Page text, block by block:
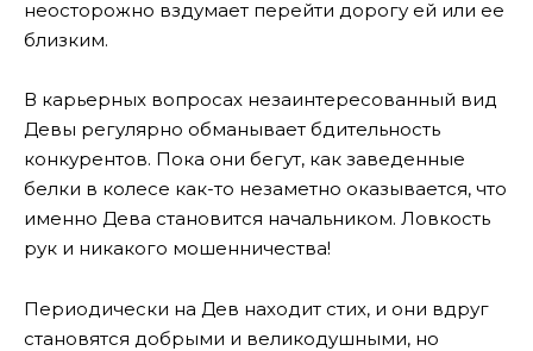
неосторожно вздумает перейти дорогу ей или ее
близким.
В карьерных вопросах незаинтересованный вид
Девы регулярно обманывает бдительность
конкурентов. Пока они бегут, как заведенные
белки в колесе как-то незаметно оказывается, что
именно Дева становится начальником. Ловкость
рук и никакого мошенничества!
Периодически на Дев находит стих, и они вдруг
становятся добрыми и великодушными, но